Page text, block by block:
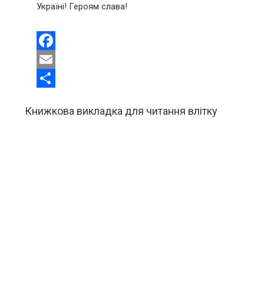
Україні! Героям слава!
Facebook
Email
Книжкова викладка для читання влітку